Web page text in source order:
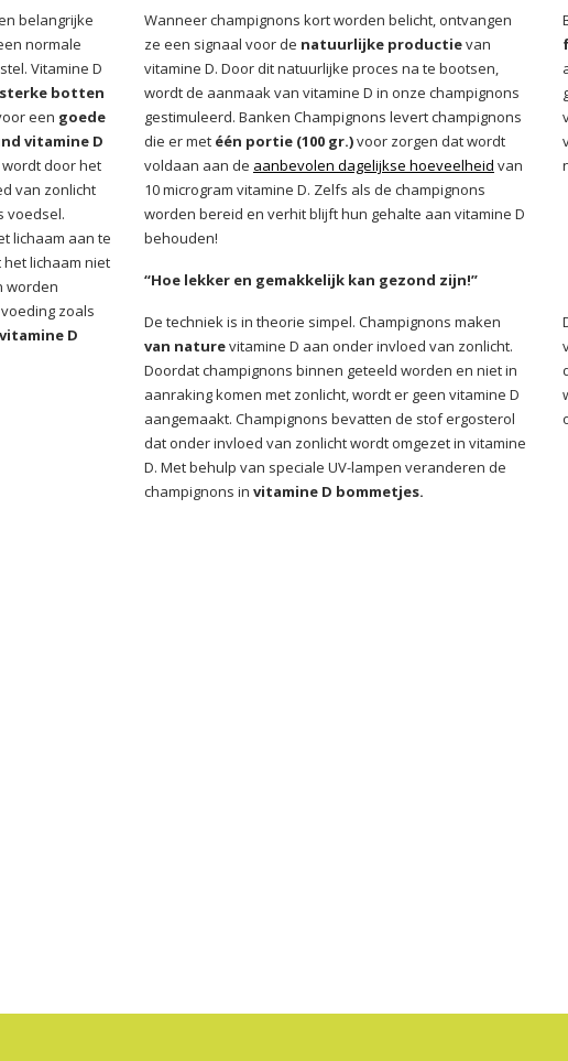
belangrijke
normale
Vitamine D
sterke botten
een goede
vitamine D
door het
van zonlicht
voedsel.
lichaam aan te
lichaam niet
worden
zoals
vitamine D
Wanneer champignons kort worden belicht, ontvangen
ze een signaal voor de natuurlijke productievan
vitamine D. Door dit natuurlijke proces na te bootsen,
wordt de aanmaak van vitamine D in onze champignons
gestimuleerd. Banken Champignons levert champignons
die er met één portie (100 gr.)voor zorgen dat wordt
voldaan aan de aanbevolen dagelijkse hoeveelheid van
10 microgram vitamine D. Zelfs als de champignons
worden bereid en verhit blijft hun gehalte aan vitamine D
behouden!
“Hoe lekker en gemakkelijk kan gezond zijn!”
De techniek is in theorie simpel. Champignons maken
van naturevitamine D aan onder invloed van zonlicht.
Doordat champignons binnen geteeld worden en niet in
aanraking komen met zonlicht, wordt er geen vitamine D
aangemaakt. Champignons bevatten de stof ergosterol
dat onder invloed van zonlicht wordt omgezet in vitamine
D. Met behulp van speciale UV-lampen veranderen de
champignons in vitamine D bommetjes.